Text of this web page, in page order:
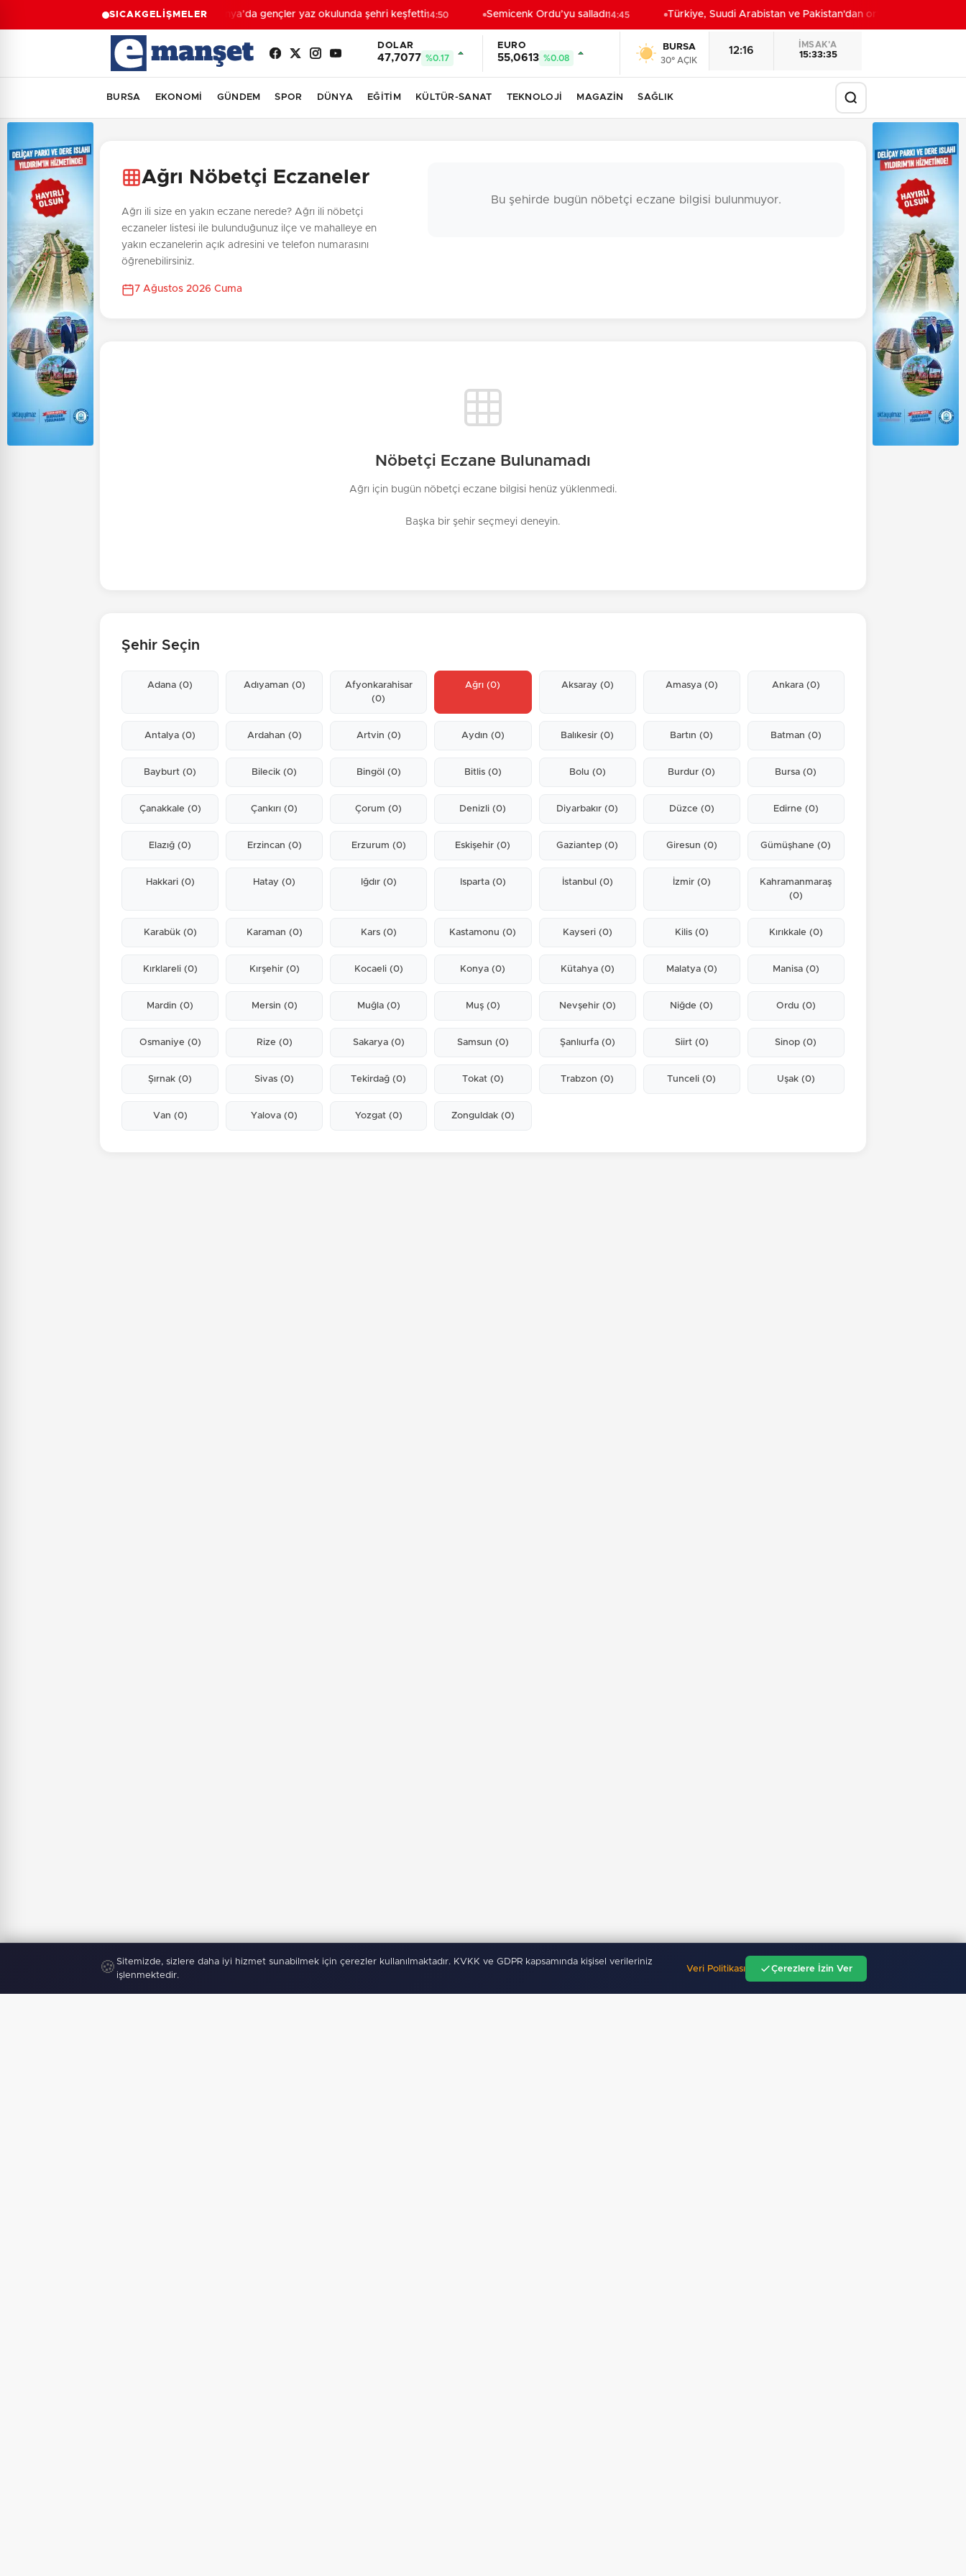
SICAKGELİŞMELERKonya’da gençler yaz okulunda şehri keşfetti14:50 Semicenk Ordu’yu salladı14:45 Türkiye, Suudi Arabistan ve Pakistan'dan ortak savunma
DOLAR
47,7077 %0.17
EURO
55,0613 %0.08
BURSA
30° AÇIK
12:16
İMSAK'A
15:33:34
BURSA EKONOMİ GÜNDEM SPOR DÜNYA EĞİTİM KÜLTÜR-SANAT TEKNOLOJİ MAGAZİN SAĞLIK
Ağrı Nöbetçi Eczaneler
Ağrı ili size en yakın eczane nerede? Ağrı ili nöbetçi
eczaneler listesi ile bulunduğunuz ilçe ve mahalleye en
yakın eczanelerin açık adresini ve telefon numarasını
öğrenebilirsiniz.
7 Ağustos 2026 Cuma
Bu şehirde bugün nöbetçi eczane bilgisi bulunmuyor.
Nöbetçi Eczane Bulunamadı
Ağrı için bugün nöbetçi eczane bilgisi henüz yüklenmedi.
Başka bir şehir seçmeyi deneyin.
Şehir Seçin
Adana(0) Adıyaman (0)
Afyonkarahisar
(0)
Ağrı(0) Aksaray (0) Amasya (0) Ankara (0)
Antalya(0) Ardahan (0) Artvin (0) Aydın (0) Balıkesir(0) Bartın(0) Batman (0)
Bayburt(0) Bilecik(0) Bingöl (0) Bitlis (0) Bolu (0) Burdur(0) Bursa(0)
Çanakkale (0) Çankırı(0) Çorum(0) Denizli(0) Diyarbakır(0) Düzce (0) Edirne (0)
Elazığ(0) Erzincan (0) Erzurum (0) Eskişehir(0) Gaziantep(0) Giresun (0) Gümüşhane(0)
Hakkari (0) Hatay(0) Iğdır (0) Isparta (0) İstanbul (0) İzmir (0)
Kahramanmaraş
(0)
Karabük (0) Karaman (0) Kars (0) Kastamonu(0) Kayseri (0) Kilis (0) Kırıkkale (0)
Kırklareli (0) Kırşehir (0) Kocaeli (0) Konya(0) Kütahya (0) Malatya (0) Manisa (0)
Mardin(0) Mersin (0) Muğla (0) Muş (0) Nevşehir (0) Niğde(0) Ordu (0)
Osmaniye (0) Rize (0) Sakarya (0) Samsun (0) Şanlıurfa (0) Siirt (0) Sinop(0)
Şırnak(0) Sivas(0) Tekirdağ(0) Tokat (0) Trabzon(0) Tunceli(0) Uşak (0)
Van (0) Yalova(0) Yozgat (0) Zonguldak (0)
🍪 Sitemizde, sizlere daha iyi hizmet sunabilmek için çerezler kullanılmaktadır. KVKK ve GDPR kapsamında kişisel verileriniz
işlenmektedir.
Veri Politikası Çerezlere İzin Ver